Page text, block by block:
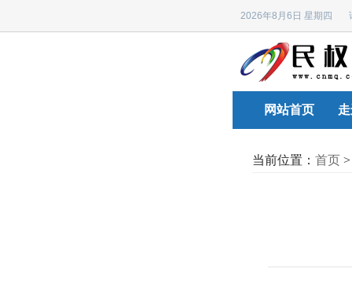
2026年8月6日 星期四
网站首页
当前位置： 首页